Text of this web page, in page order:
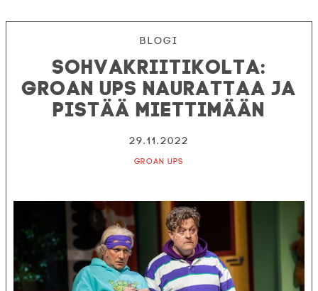
Blogi
Sohvakriitikolta:
Groan Ups naurattaa ja
pistää miettimään
29.11.2022
Groan Ups